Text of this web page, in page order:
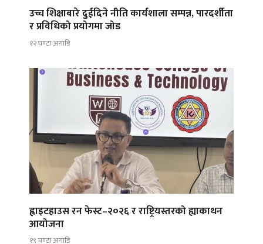
उच्च शिक्षाबारे दुईदिने नीति कार्यशाला सम्पन्न, पारदर्शीता
र प्रविधिको प्रयोगमा जोड
१२ घण्टा अगाडि
ह्वाइटहाउस रन फेस्ट–२०२६ र राष्ट्रियस्तरको ह्याकाथन
आयोजना
१९ घण्टा अगाडि